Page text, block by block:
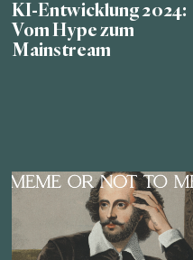
KI-Entwicklung 2024:
Vom Hype zum
Mainstream